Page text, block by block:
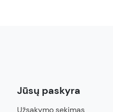
Jūsų paskyra
Užsakymo sekimas